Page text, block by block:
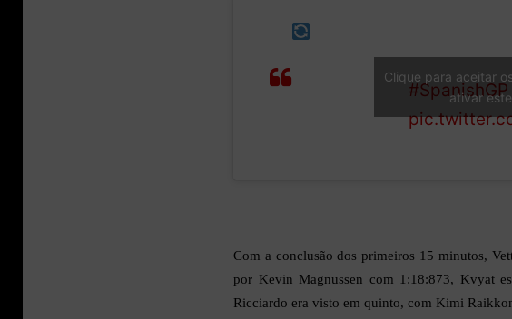
Kubica spins
the chicane
his Williams
#SpanishGP
Clique para aceitar
ativar
Com a conclusão dos primeiros 15 minutos,
por Kevin Magnussen com 1:18:873, Kvyat
Ricciardo era visto em quinto, com Kimi